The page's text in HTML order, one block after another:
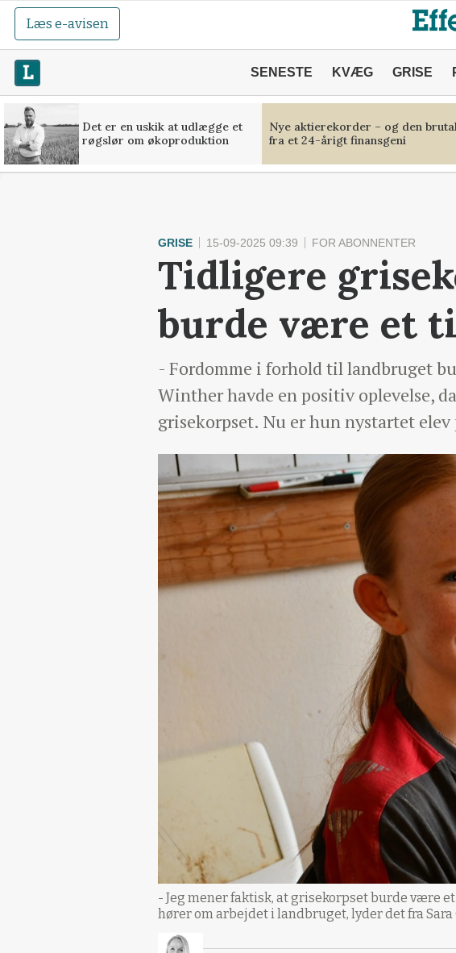
Læs e-avisen
SENESTE KVÆG GRISE
Det er en uskik at udlægge et
røgslør om økoproduktion
Nye aktierekorder – og den
fra et 24-årigt finansgeni
GRISE 15-09-2025 09:39 FOR ABONNENTER
Tidligere
burde være et
- Fordomme i forhold til landbruget
Winther havde en positiv oplevelse,
grisekorpset. Nu er hun nystartet
- Jeg mener faktisk, at grisekorpset burde være
hører om arbejdet i landbruget, lyder det fra